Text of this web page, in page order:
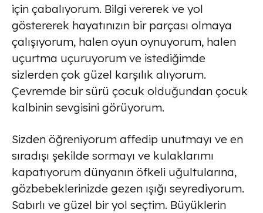
için çabalıyorum. Bilgi vererek ve yol
göstererek hayatınızın bir parçası olmaya
çalışıyorum, halen oyun oynuyorum, halen
uçurtma uçuruyorum ve istediğimde
sizlerden çok güzel karşılık alıyorum.
Çevremde bir sürü çocuk olduğundan çocuk
kalbinin sevgisini görüyorum.
Sizden öğreniyorum affedip unutmayı ve en
sıradışı şekilde sormayı ve kulaklarımı
kapatıyorum dünyanın öfkeli uğultularına,
gözbebeklerinizde gezen ışığı seyrediyorum.
Sabırlı ve güzel bir yol seçtim. Büyüklerin